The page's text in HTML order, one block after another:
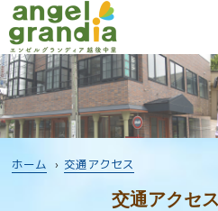
ホーム › 交通アクセス
交通アクセ